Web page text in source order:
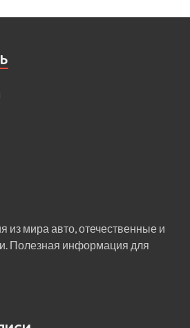
из мира авто, отечественные и
Полезная информация для